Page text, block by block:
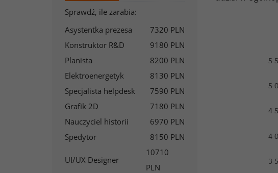
Sprawdź, ile zarabia:
Asystentka prezesa
7320 PLN
Konstruktor R&D
9180 PLN
Planista
8200 PLN
Elektroenergetyk
8130 PLN
Specjalista helpdesk
7590 PLN
Grafik 2D
7180 PLN
Nauczyciel historii
6970 PLN
Spedytor
8150 PLN
UI/UX Designer
10710
PLN